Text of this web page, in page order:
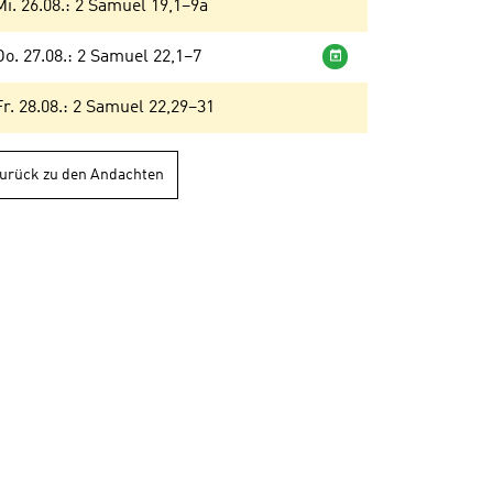
26.08.: 2 Samuel 19,1–9a
27.08.: 2 Samuel 22,1–7 Wochenandacht
28.08.: 2 Samuel 22,29–31
zu den Andachten